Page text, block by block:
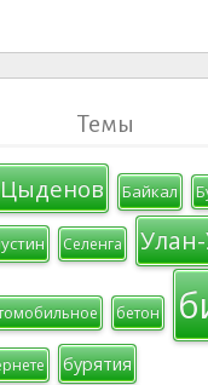
Темы
Байкал
Селенга
бетон
бурятия